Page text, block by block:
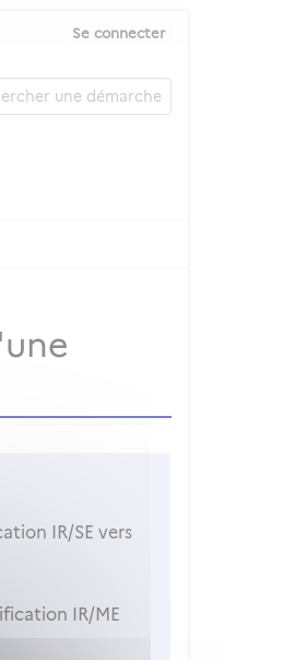
Se connecter
IR/SE vers
IR/ME